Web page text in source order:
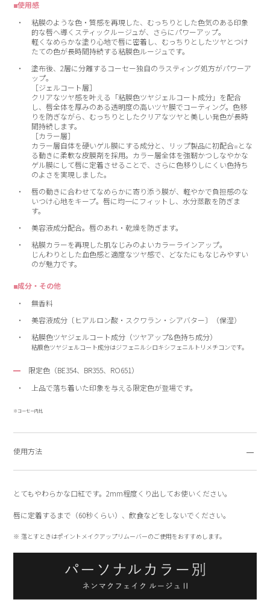
■使用感
粘膜のような色・質感を再現した、むっちりとした色気のある印象
的な唇へ導くスティックルージュが、さらにパワーアップ。
軽くなめらかな塗り心地で唇に密着し、むっちりとしたツヤとつけ
たての色が長時間持続する粘膜色ルージュです。
塗布後、2層に分離するコーセー独自のラスティング処方がパワーア
ップ。
［ジェルコート層］
クリアなツヤ感を叶える「粘膜色ツヤジェルコート成分」を配合
し、唇全体を厚みのある透明度の高いツヤ膜でコーティング。色移
りを防ぎながら、むっちりとしたクリアなツヤと美しい発色が長時
間持続します。
［カラー層］
カラー層自体を硬いゲル膜にする成分と、リップ製品に初配合※ とな
る動きに柔軟な皮膜剤を採用。カラー層全体を強靭かつしなやかな
ゲル膜にして唇に定着させることで、さらに色移りしにくい色持ち
のよさを実現しました。
唇の動きに合わせてなめらかに寄り添う膜が、軽やかで負担感のな
いつけ心地をキープ。唇に均一にフィットし、水分蒸散を防ぎま
す。
美容液成分配合。唇のあれ・乾燥を防ぎます。
粘膜カラーを再現した肌なじみのよいカラーラインアップ。
じんわりとした血色感と適度なツヤ感で、どなたにもなじみやすい
のが魅力です。
■成分・その他
無香料
美容液成分〔ヒアルロン酸・スクワラン・シアバター〕（保湿）
粘膜色ツヤジェルコート成分（ツヤアップ&色持ち成分）
粘膜色ツヤジェルコート成分はジフェニルシロキシフェニルトリメチコンです。
限定色（BE354、BR355、RO651）
上品で落ち着いた印象を与える限定色が登場です。
※コーセー内比
使用方法
とてもやわらかな口紅です。2mm程度くり出してお使いください。
唇に定着するまで（60秒くらい）、飲食などをしないでください。
落とすときはポイントメイクアップリムーバーのご使用をおすすめします。